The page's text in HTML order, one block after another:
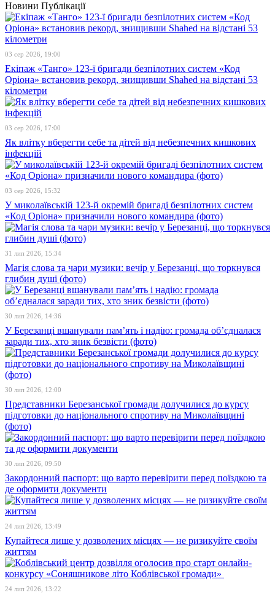
Новини Публікації
03 сер 2026, 19:00
Екіпаж «Танго» 123-ї бригади безпілотних систем «Код
Оріона» встановив рекорд, знищивши Shahed на відстані 53
кілометри
03 сер 2026, 17:00
Як влітку вберегти себе та дітей від небезпечних кишкових
інфекцій
03 сер 2026, 15:32
У миколаївській 123-й окремій бригаді безпілотних систем
«Код Оріона» призначили нового командира (фото)
31 лип 2026, 15:34
Магія слова та чари музики: вечір у Березанці, що торкнувся
глибин душі (фото)
30 лип 2026, 14:36
У Березанці вшанували пам’ять і надію: громада об’єдналася
заради тих, хто зник безвісти (фото)
30 лип 2026, 12:00
Представники Березанської громади долучилися до курсу
підготовки до національного спротиву на Миколаївщині
(фото)
30 лип 2026, 09:50
Закордонний паспорт: що варто перевірити перед поїздкою та
де оформити документи
24 лип 2026, 13:49
Купайтеся лише у дозволених місцях — не ризикуйте своїм
життям
24 лип 2026, 13:22